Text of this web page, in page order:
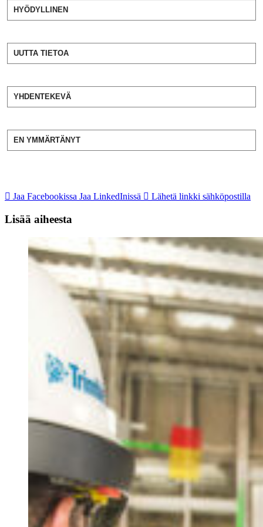
HYÖDYLLINEN
UUTTA TIETOA
YHDENTEKEVÄ
EN YMMÄRTÄNYT
Jaa Facebookissa Jaa LinkedInissä Lähetä linkki sähköpostilla
Lisää aiheesta